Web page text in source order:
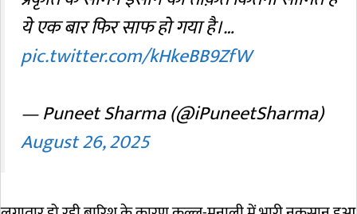
ये एक बार फिर साफ हो गया है।…
pic.twitter.com/kHkeBB9ZfW
— Puneet Sharma (@iPuneetSharma)
August 26, 2025